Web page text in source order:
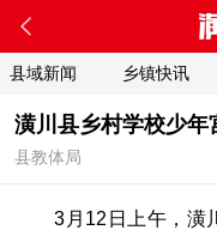
县域新闻 乡镇快讯
潢川县乡村学校少
县教体局
3月12日上午，潢川